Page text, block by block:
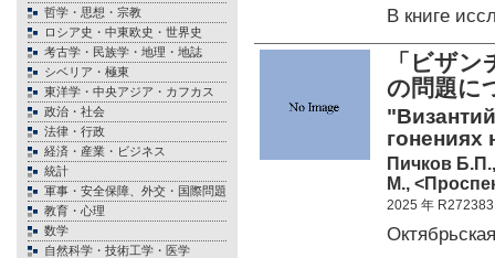
哲学・思想・宗教
ロシア史・中東欧史・世界史
考古学・民族学・地理・地誌
シベリア・極東
東洋学・中央アジア・カフカス
政治・社会
法律・行政
経済・産業・ビジネス
統計
軍事・安全保障、外交・国際問題
教育・心理
数学
自然科学・技術工学・医学
В книге
「ビザ
の問題に
гонениях
Пичков
М.,
2025 年 R272383